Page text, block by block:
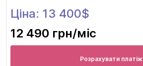
Ціна: 13 400$
12 490 грн/міс
Розрахувати платіж